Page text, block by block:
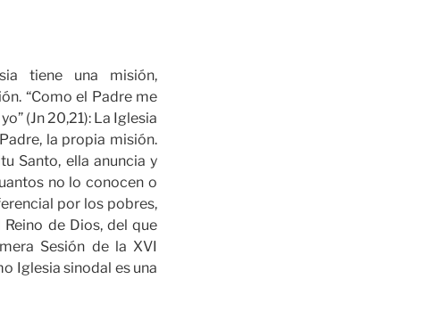
tiene una misión,
“Como el Padre me
(Jn 20,21): La Iglesia
la propia misión.
Santo, ella anuncia y
no lo conocen o
por los pobres,
de Dios, del que
Sesión de la XVI
Iglesia sinodal es una